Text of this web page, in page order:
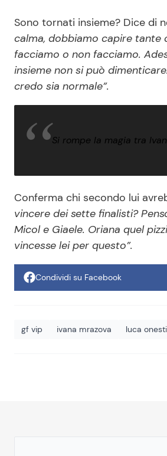
Sono tornati insieme? Dice di
calma, dobbiamo capire tante
facciamo o non facciamo.
insieme non si può
credo sia normale”.
Si rompe la magia tra
Conferma chi secondo lui
vincere dei sette finalisti?
Micol e Giaele. Oriana quel
vincesse lei per questo”.
Condividi su Facebook
gf vip ivana mrazova luca